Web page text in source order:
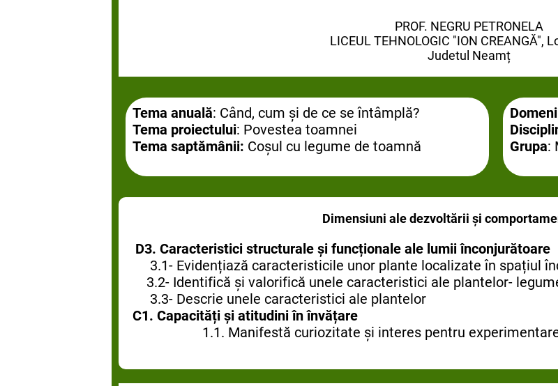
PROF. NEGRU PETRONELA
LICEUL TEHNOLOGIC "ION CREANGĂ",
Judetul Neamț
Tema anuală: Când, cum și de ce se întâmplă?
Tema proiectului: Povestea toamnei
Tema saptămânii: Coșul cu legume de toamnă
Grupa:
Dimensiuni ale dezvoltării și
D3. Caracteristici structurale și funcționale ale lumii înconjurătoare
3.1- Evidențiază caracteristicile unor plante localizate în spațiul
3.2- Identifică și valorifică unele caracteristici ale plantelor-
3.3- Descrie unele caracteristici ale plantelor
C1. Capacități și atitudini în învățare
1.1. Manifestă curiozitate şi interes pentru